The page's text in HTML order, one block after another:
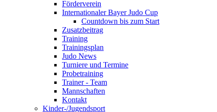
Förderverein
Internationaler Bayer Judo Cup
Countdown bis zum Start
Zusatzbeitrag
Training
Trainingsplan
Judo News
Turniere und Termine
Probetraining
Trainer - Team
Mannschaften
Kontakt
Kinder-/Jugendsport